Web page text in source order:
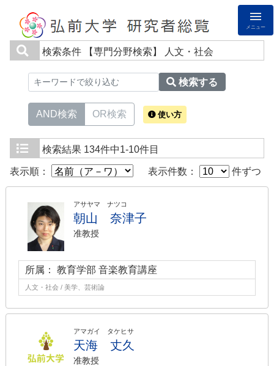
メニュー
検索条件 【専門分野検索】 人文・社会
検索する
AND検索 OR検索 使い方
検索結果 134件中1-10件目
表示順： 表示件数： 件ずつ
アサヤマ ナツコ
朝山 奈津子
准教授
所属： 教育学部 音楽教育講座
人文・社会 / 美学、芸術論
アマガイ タケヒサ
天海 丈久
准教授